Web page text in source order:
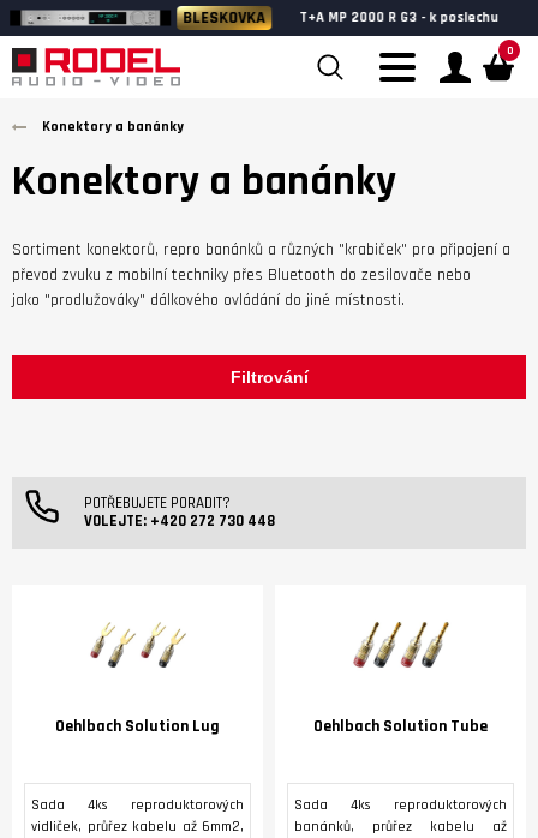
BLESKOVKA T+A MP 2000 R G3 - k poslechu
0
Konektory a banánky
Konektory a banánky
Sortiment konektorů, repro banánků a různých "krabiček" pro připojení a
převod zvuku z mobilní techniky přes Bluetooth do zesilovače nebo
jako "prodlužováky" dálkového ovládání do jiné místnosti.
Filtrování
POTŘEBUJETE PORADIT?
VOLEJTE: +420 272 730 448
Oehlbach Solution Lug
Sada 4ks reproduktorových
vidliček, průřez kabelu až 6mm2,
Oehlbach Solution Tube
Sada 4ks reproduktorových
banánků, průřez kabelu až